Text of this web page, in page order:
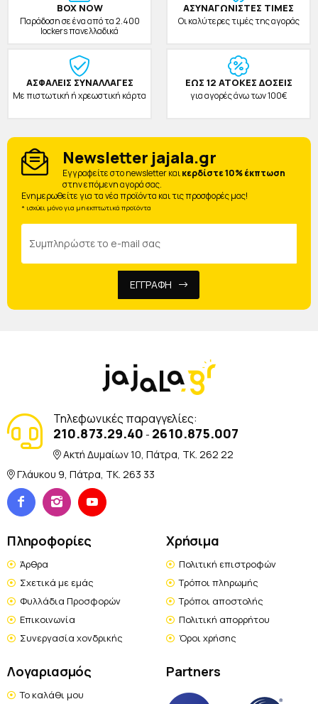
BOX NOW
Παράδοση σε ένα από τα 2.400
lockers πανελλαδικά
ΑΣΥΝΑΓΩΝΙΣΤΕΣ ΤΙΜΕΣ
Οι καλύτερες τιμές της αγοράς
ΑΣΦΑΛΕΙΣ ΣΥΝΑΛΛΑΓΕΣ
Με πιστωτική ή χρεωστική κάρτα
ΕΩΣ 12 ΑΤΟΚΕΣ ΔΟΣΕΙΣ
για αγορές άνω των 100€
Newsletter jajala.gr
Eγγραφείτε στο newsletter καικερδίστε 10% έκπτωση
στην επόμενη αγορά σας.
Ενημερωθείτε για τα νέα προϊόντα και τις προσφορές μας!
* ισχύει μόνο για μη εκπτωτικά προϊόντα
ΕΓΓΡΑΦΗ
Τηλεφωνικές παραγγελίες:
210.873.29.40 - 2610.875.007
Ακτή Δυμαίων 10, Πάτρα, TK. 262 22
Γλάυκου 9, Πάτρα, TK. 263 33
Πληροφορίες
Άρθρα
Σχετικά με εμάς
Φυλλάδια Προσφορών
Επικοινωνία
Συνεργασία χονδρικής
Χρήσιμα
Πολιτική επιστροφών
Τρόποι πληρωμής
Τρόποι αποστολής
Πολιτική απορρήτου
Όροι χρήσης
Λογαριασμός
Το καλάθι μου
Partners